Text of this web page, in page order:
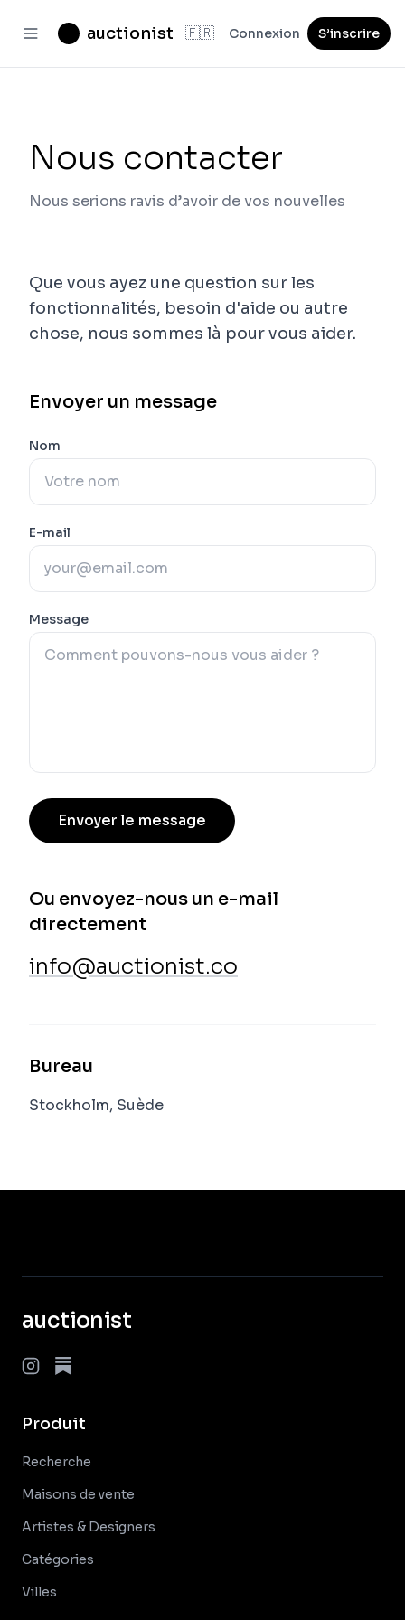
auctionist 🇫🇷 Connexion S’inscrire
Nous contacter
Nous serions ravis d’avoir de vos nouvelles
Que vous ayez une question sur les
fonctionnalités, besoin d'aide ou autre
chose, nous sommes là pour vous aider.
Envoyer un message
Nom
E-mail
Message
Envoyer le message
Ou envoyez-nous un e-mail
directement
info@auctionist.co
Bureau
Stockholm, Suède
auctionist
Produit
Recherche
Maisons de vente
Artistes & Designers
Catégories
Villes